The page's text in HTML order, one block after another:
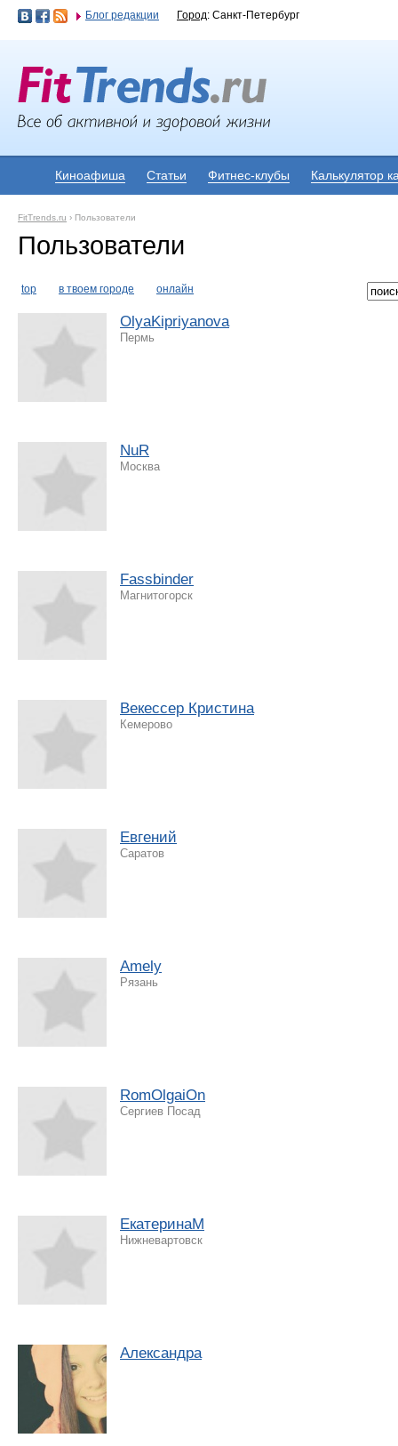
Блог редакции Город: Санкт-Петербург
Киноафиша Статьи Фитнес-клубы Калькулятор
FitTrends.ru › Пользователи
Пользователи
top в твоем городе онлайн
OlyaKipriyanova
Пермь
NuR
Москва
Fassbinder
Магнитогорск
Векессер Кристина
Кемерово
Евгений
Саратов
Аmely
Рязань
RomOlgaiOn
Сергиев Посад
ЕкатеринаМ
Нижневартовск
Александра